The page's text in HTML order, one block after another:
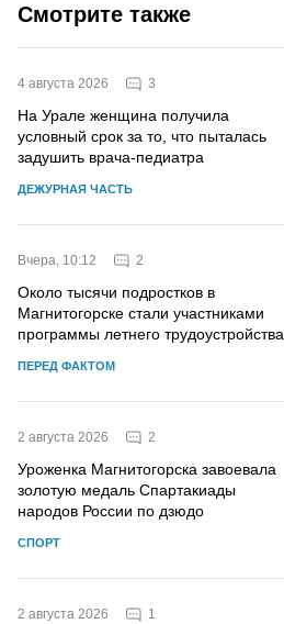
Смотрите также
4 августа 2026 3
На Урале женщина получила
условный срок за то, что пыталась
задушить врача-педиатра
ДЕЖУРНАЯ ЧАСТЬ
Вчера, 10:12 2
Около тысячи подростков в
Магнитогорске стали участниками
программы летнего трудоустройства
ПЕРЕД ФАКТОМ
2 августа 2026 2
Уроженка Магнитогорска завоевала
золотую медаль Спартакиады
народов России по дзюдо
СПОРТ
2 августа 2026 1